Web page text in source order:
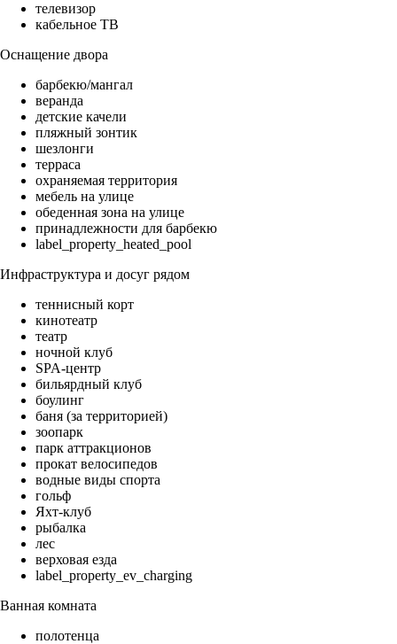
телевизор
кабельное ТВ
Оснащение двора
барбекю/мангал
веранда
детские качели
пляжный зонтик
шезлонги
терраса
охраняемая территория
мебель на улице
обеденная зона на улице
принадлежности для барбекю
label_property_heated_pool
Инфраструктура и досуг рядом
теннисный корт
кинотеатр
театр
ночной клуб
SPA-центр
бильярдный клуб
боулинг
баня (за территорией)
зоопарк
парк аттракционов
прокат велосипедов
водные виды спорта
гольф
Яхт-клуб
рыбалка
лес
верховая езда
label_property_ev_charging
Ванная комната
полотенца